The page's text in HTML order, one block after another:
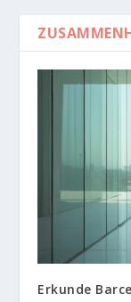
Erkunde